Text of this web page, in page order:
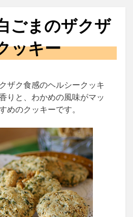
ごまのザクザ
ッキー
ザク食感のヘルシークッキ
りと、わかめの風味がマッ
めのクッキーです。